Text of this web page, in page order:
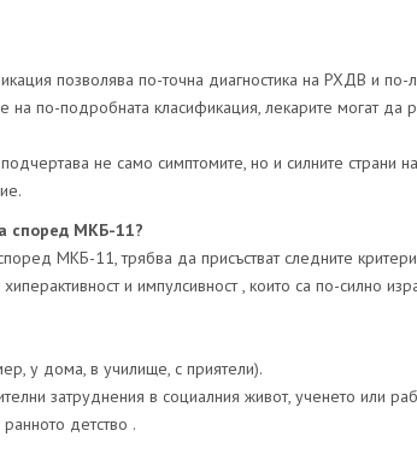
позволява по-точна диагностика на РХДВ и по-
по-подробната класификация, лекарите могат да
не само симптомите, но и силните страни
според МКБ-11?
МКБ-11, трябва да присъстват следните
и импулсивност , които са по-силно
у дома, в училище, с приятели).
затруднения в социалния живот, ученето или
детство .